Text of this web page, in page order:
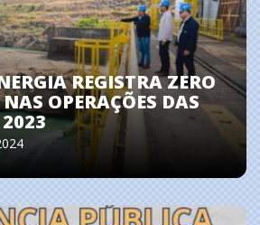
REGISTRA ZERO
OPERAÇÕES DAS